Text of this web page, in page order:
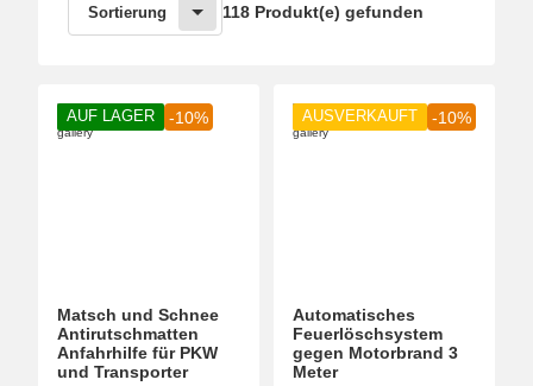
Sortierung 118 Produkt(e) gefunden
AUF LAGER -10%
Matsch und Schnee
Antirutschmatten
Anfahrhilfe für PKW
und Transporter
AUSVERKAUFT -10%
Automatisches
Feuerlöschsystem
gegen Motorbrand 3
Meter